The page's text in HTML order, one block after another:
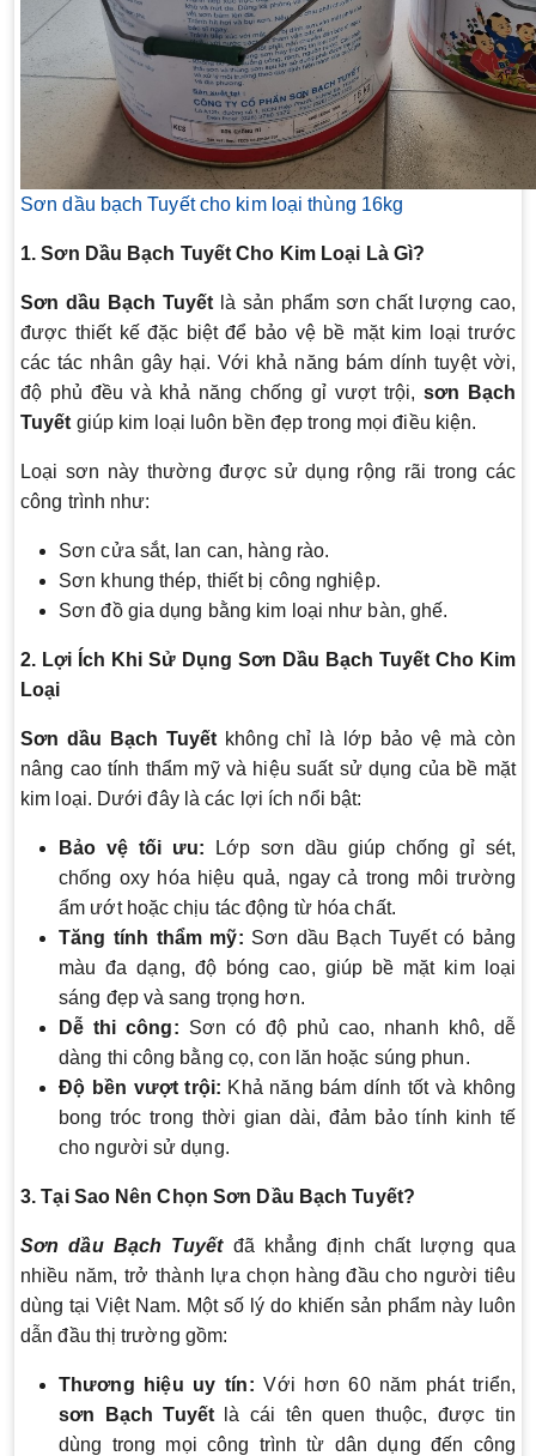
Sơn dầu bạch Tuyết cho kim loại thùng 16kg
1. Sơn Dầu Bạch Tuyết Cho Kim Loại Là Gì?
Sơn dầu Bạch Tuyết là sản phẩm sơn chất lượng cao,
được thiết kế đặc biệt để bảo vệ bề mặt kim loại trước
các tác nhân gây hại. Với khả năng bám dính tuyệt vời,
độ phủ đều và khả năng chống gỉ vượt trội, sơn Bạch
Tuyết giúp kim loại luôn bền đẹp trong mọi điều kiện.
Loại sơn này thường được sử dụng rộng rãi trong các
công trình như:
Sơn cửa sắt, lan can, hàng rào.
Sơn khung thép, thiết bị công nghiệp.
Sơn đồ gia dụng bằng kim loại như bàn, ghế.
2. Lợi Ích Khi Sử Dụng Sơn Dầu Bạch Tuyết Cho Kim
Loại
Sơn dầu Bạch Tuyết không chỉ là lớp bảo vệ mà còn
nâng cao tính thẩm mỹ và hiệu suất sử dụng của bề mặt
kim loại. Dưới đây là các lợi ích nổi bật:
Bảo vệ tối ưu: Lớp sơn dầu giúp chống gỉ sét,
chống oxy hóa hiệu quả, ngay cả trong môi trường
ẩm ướt hoặc chịu tác động từ hóa chất.
Tăng tính thẩm mỹ: Sơn dầu Bạch Tuyết có bảng
màu đa dạng, độ bóng cao, giúp bề mặt kim loại
sáng đẹp và sang trọng hơn.
Dễ thi công: Sơn có độ phủ cao, nhanh khô, dễ
dàng thi công bằng cọ, con lăn hoặc súng phun.
Độ bền vượt trội: Khả năng bám dính tốt và không
bong tróc trong thời gian dài, đảm bảo tính kinh tế
cho người sử dụng.
3. Tại Sao Nên Chọn Sơn Dầu Bạch Tuyết?
Sơn dầu Bạch Tuyếtđã khẳng định chất lượng qua
nhiều năm, trở thành lựa chọn hàng đầu cho người tiêu
dùng tại Việt Nam. Một số lý do khiến sản phẩm này luôn
dẫn đầu thị trường gồm:
Thương hiệu uy tín: Với hơn 60 năm phát triển,
sơn Bạch Tuyếtlà cái tên quen thuộc, được tin
dùng trong mọi công trình từ dân dụng đến công